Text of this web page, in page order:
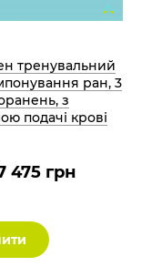
тренувальний
ран, 3
з
подачі крові
475 грн